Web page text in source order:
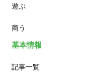
カフェ
遊ぶ
商う
基本情報
記事一覧